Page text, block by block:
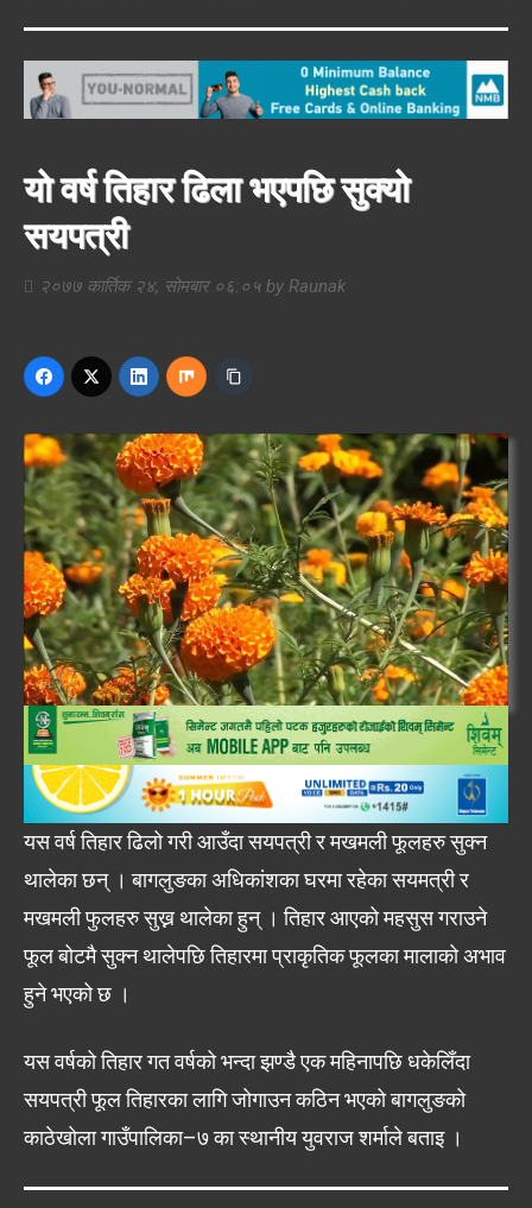
यो वर्ष तिहार ढिला भएपछि सुक्यो
सयपत्री
२०७७ कार्तिक २४, सोमबार ०६:०५ by Raunak
यस वर्ष तिहार ढिलो गरी आउँदा सयपत्री र मखमली फूलहरु सुक्न
थालेका छन् । बागलुङका अधिकांशका घरमा रहेका सयमत्री र
मखमली फुलहरु सुख्न थालेका हुन् । तिहार आएको महसुस गराउने
फूल बोटमै सुक्न थालेपछि तिहारमा प्राकृतिक फूलका मालाको अभाव
हुने भएको छ ।
यस वर्षको तिहार गत वर्षको भन्दा झण्डै एक महिनापछि धकेलिँदा
सयपत्री फूल तिहारका लागि जोगाउन कठिन भएको बागलुङको
काठेखोला गाउँपालिका–७ का स्थानीय युवराज शर्माले बताइ ।